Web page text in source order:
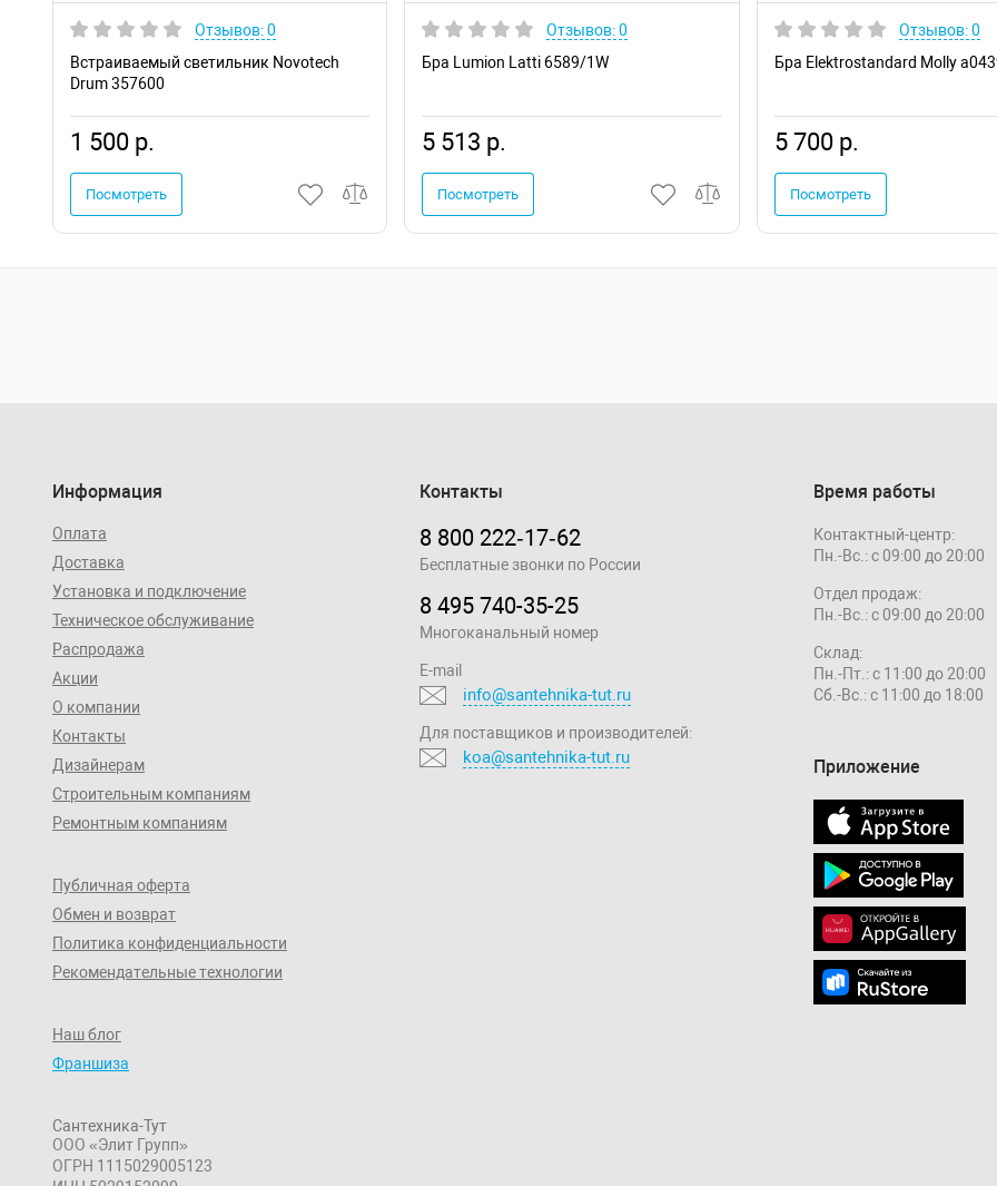
Отзывов: 0
Встраиваемый светильник Novotech
Drum 357600
1 500 р.
Посмотреть
Отзывов: 0
Бра Lumion Latti 6589/1W
5 513 р.
Посмотреть
Отзывов: 0
Бра Elektrostandard Molly
5 700 р.
Посмотреть
Информация
Оплата
Доставка
Установка и подключение
Техническое обслуживание
Распродажа
Акции
О компании
Контакты
Дизайнерам
Строительным компаниям
Ремонтным компаниям
Публичная оферта
Обмен и возврат
Политика конфиденциальности
Рекомендательные технологии
Наш блог
Франшиза
Сантехника-Тут
ООО «Элит Групп»
ОГРН 1115029005123
Контакты
8 800 222‑17‑62
Бесплатные звонки по России
8 495 740-35-25
Многоканальный номер
E-mail
info@santehnika-tut.ru
Для поставщиков и производителей:
koa@santehnika-tut.ru
Время работы
Контактный-центр:
Пн.-Вс.: с 09:00 до 20:00
Отдел продаж:
Пн.-Вс.: с 09:00 до 20:00
Склад:
Пн.-Пт.: с 11:00 до 20:00
Сб.-Вс.: с 11:00 до 18:00
Приложение